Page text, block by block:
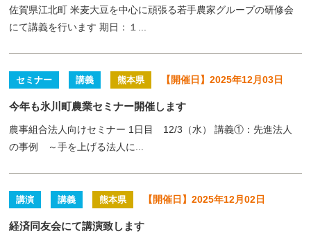
佐賀県江北町 米麦大豆を中心に頑張る若手農家グループの研修会
にて講義を行います 期日：１...
セミナー 講義 熊本県 【開催日】2025年12月03日
今年も氷川町農業セミナー開催します
農事組合法人向けセミナー 1日目 12/3（水） 講義①：先進法人
の事例 ～手を上げる法人に...
講演 講義 熊本県 【開催日】2025年12月02日
経済同友会にて講演致します